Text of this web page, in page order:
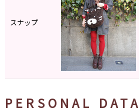
スナップ
PERSONAL DATA